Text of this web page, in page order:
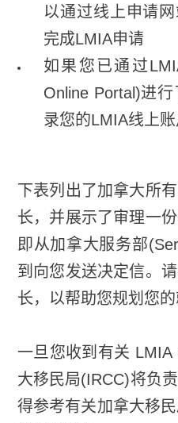
以通过线上申请
完成LMIA申请
如果您已通过
Online Portal)进
录您的LMIA线上
下表列出了加拿大所
长，并展示了审理一
即从加拿大服务部
到向您发送决定信。
长，以帮助您规划您的
一旦您收到有关
大移民局(IRCC)将负
得参考有关加拿大移